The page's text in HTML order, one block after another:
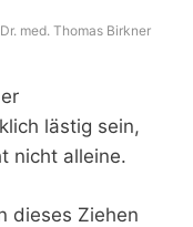
med. Thomas Birkner
lästig sein,
nicht alleine.
dieses Ziehen